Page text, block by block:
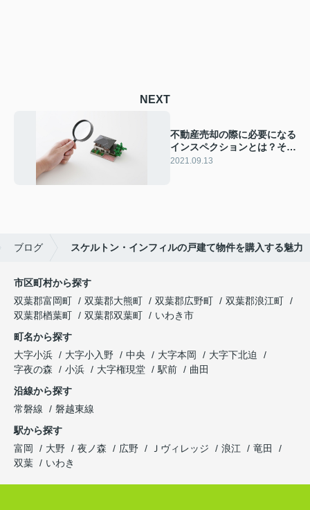
NEXT
不動産売却の際に必要になる
インスペクションとは？その
目的やメリットをご紹介
2021.09.13
ブログ スケルトン・インフィルの戸建て物件を購入する魅力
市区町村から探す
双葉郡富岡町
双葉郡大熊町 双葉郡広野町
双葉郡浪江町
双葉郡楢葉町
双葉郡双葉町
いわき市
町名から探す
大字小浜
大字小入野 中央 大字本岡
大字下北迫
字夜の森
小浜 大字権現堂 駅前
曲田
沿線から探す
常磐線
磐越東線
駅から探す
富岡
大野 夜ノ森 広野 Ｊヴィレッジ 浪江
竜田
双葉
いわき